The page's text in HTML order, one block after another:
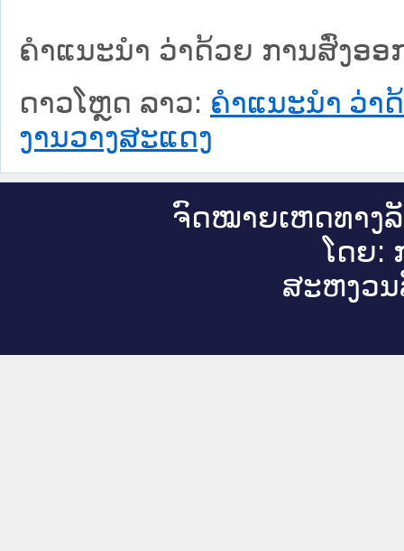
ຄຳແນະນຳ ວ່າດ້ວຍ ການສົ່ງອ
ດາວໂຫຼດ ລາວ: ຄຳແນະນຳ ວ່າ
ງານວາງສະແດງ
ຈົດ​ໝາຍ​ເຫດ​ທາງ​
ໂດຍ:
ສະ​ຫງວນ​